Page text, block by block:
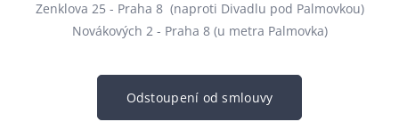
Zenklova 25 - Praha 8 (naproti Divadlu pod Palmovkou)
Novákových 2 - Praha 8 (u metra Palmovka)
Odstoupení od smlouvy